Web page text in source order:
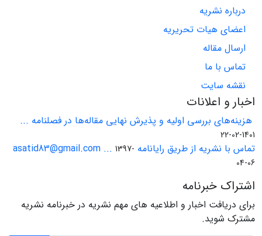
درباره نشریه
اعضای هیات تحریریه
ارسال مقاله
تماس با ما
نقشه سایت
اخبار و اعلانات
هزینه‌های بررسی اولیه و پذیرش نهایی مقاله‌ها در فصلنامه ...
1401-02-22
تماس با نشریه از طریق رایانامه asatid83@gmail.com ... 1397-
04-06
اشتراک خبرنامه
برای دریافت اخبار و اطلاعیه های مهم نشریه در خبرنامه نشریه
مشترک شوید.